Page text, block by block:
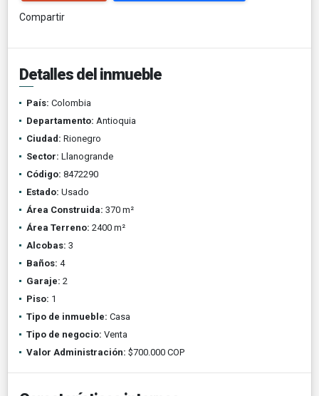
Compartir
Detalles del inmueble
País: Colombia
Departamento: Antioquia
Ciudad: Rionegro
Sector: Llanogrande
Código: 8472290
Estado: Usado
Área Construida: 370 m²
Área Terreno: 2400 m²
Alcobas: 3
Baños: 4
Garaje: 2
Piso: 1
Tipo de inmueble: Casa
Tipo de negocio: Venta
Valor Administración: $700.000 COP